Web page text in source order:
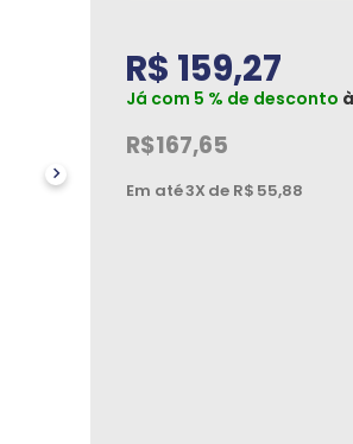
R$ 159,27
Já com 5 % de desconto
R$167,65
Em até3X de R$ 55,88